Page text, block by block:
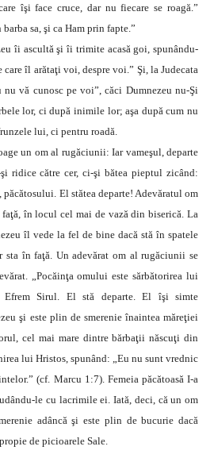
îşi face cruce, dar nu fiecare se roagă.”
sa, şi ca Ham prin fapte.”
îi ascultă şi îi trimite acasă goi, spunându-
îl arătaţi voi, despre voi.” Şi, la Judecata
vă cunosc pe voi”, căci Dumnezeu nu-Şi
lor, ci după inimile lor; aşa după cum nu
lui, ci pentru roadă.
un om al rugăciunii: Iar vameşul, departe
ridice către cer, ci-şi bătea pieptul zicând:
El stătea departe! Adevăratul om
în locul cel mai de vază din biserică. La
îl vede la fel de bine dacă stă în spatele
sta în faţă. Un adevărat om al rugăciunii se
„Pocăinţa omului este sărbătorirea lui
Efrem Sirul. El stă departe. El îşi simte
şi este plin de smerenie înaintea măreţiei
cel mai mare dintre bărbaţii născuţi din
lui Hristos, spunând: „Eu nu sunt vrednic
(cf. Marcu 1:7). Femeia păcătoasă I-a
le cu lacrimile ei. Iată, deci, că un om
adâncă şi este plin de bucurie dacă
de picioarele Sale.